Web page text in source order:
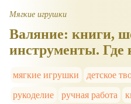
Мягкие игрушки
Валяние: книги,
инструменты. Где
мягкие игрушки детское
рукоделие
ручная работа